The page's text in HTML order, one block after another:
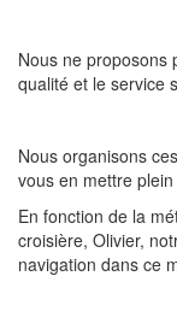
Nous ne proposons
qualité et le service
Nous organisons
vous en mettre
En fonction de la
croisière, Olivier,
navigation dans ce